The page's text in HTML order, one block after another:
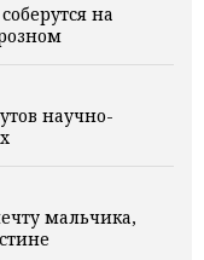
на
научно-
мальчика,